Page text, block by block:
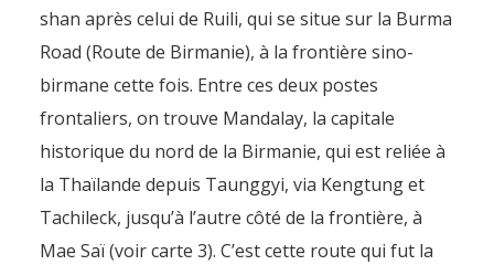
shan après celui de Ruili, qui se situe sur la Burma
Road (Route de Birmanie), à la frontière sino-
birmane cette fois. Entre ces deux postes
frontaliers, on trouve Mandalay, la capitale
historique du nord de la Birmanie, qui est reliée à
la Thaïlande depuis Taunggyi, via Kengtung et
Tachileck, jusqu’à l’autre côté de la frontière, à
Mae Saï (voir carte 3). C’est cette route qui fut la